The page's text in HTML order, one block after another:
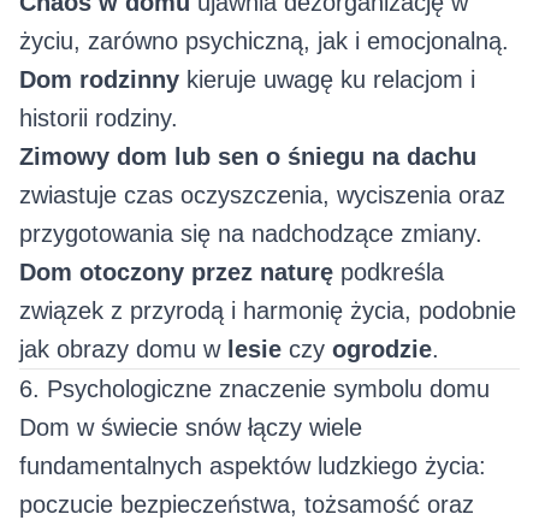
życiu, zarówno psychiczną, jak i emocjonalną.
Dom rodzinny kieruje uwagę ku relacjom i
historii rodziny.
Zimowy dom lub sen o śniegu na dachu
zwiastuje czas oczyszczenia, wyciszenia oraz
przygotowania się na nadchodzące zmiany.
Dom otoczony przez naturę podkreśla
związek z przyrodą i harmonię życia, podobnie
jak obrazy domu w lesie czy ogrodzie.
6. Psychologiczne znaczenie symbolu domu
Dom w świecie snów łączy wiele
fundamentalnych aspektów ludzkiego życia:
poczucie bezpieczeństwa, tożsamość oraz